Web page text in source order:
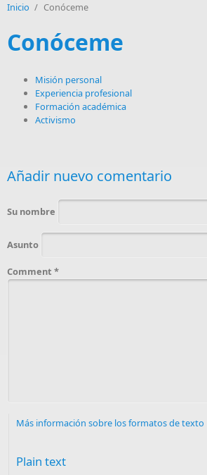
Inicio / Conóceme
Conóceme
Misión personal
Experiencia profesional
Formación académica
Activismo
Añadir nuevo comentario
Su nombre
Asunto
Comment *
Más información sobre los formatos de texto
Plain text